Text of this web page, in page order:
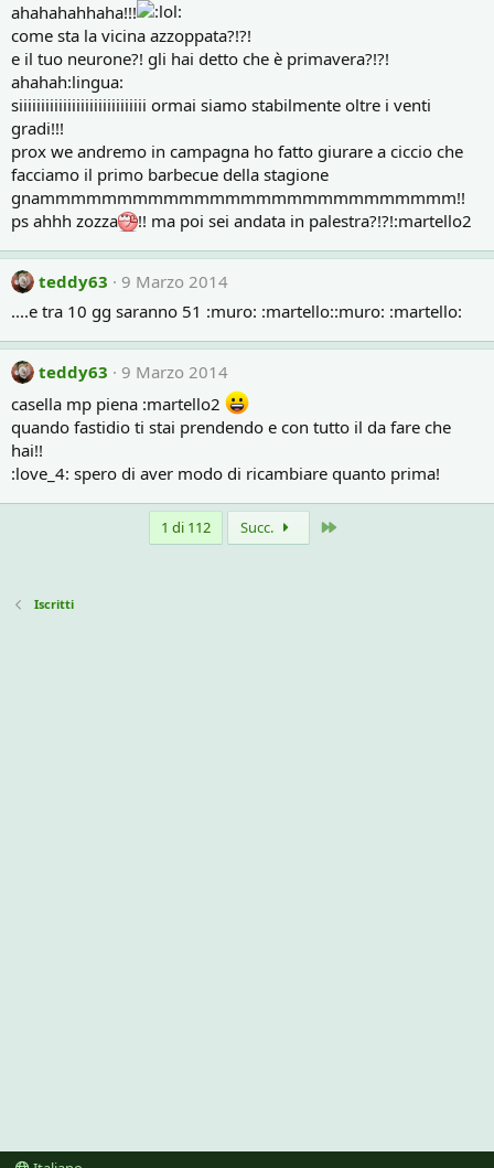
ahahahahhaha!!!
come sta la vicina azzoppata?!?!
e il tuo neurone?! gli hai detto che è primavera?!?!
ahahah:lingua:
siiiiiiiiiiiiiiiiiiiiiiiiiiiii ormai siamo stabilmente oltre i venti
gradi!!!
prox we andremo in campagna ho fatto giurare a ciccio che
facciamo il primo barbecue della stagione
gnammmmmmmmmmmmmmmmmmmmmmmmmmm!!
ps ahhh zozza
!! ma poi sei andata in palestra?!?!:martello2
teddy63
9 Marzo 2014
....e tra 10 gg saranno 51 :muro: :martello::muro: :martello:
teddy63
9 Marzo 2014
casella mp piena :martello2
quando fastidio ti stai prendendo e con tutto il da fare che
hai!!
:love_4: spero di aver modo di ricambiare quanto prima!
1 di 112 Succ.
Iscritti